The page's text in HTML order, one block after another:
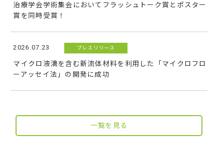
治療学会学術集会においてフラッシュトーク賞とポスター
賞を同時受賞！
2026.07.23 プレスリリース
マイクロ液滴を含む新流体材料を利用した「マイクロフロ
ーアッセイ法」の開発に成功
一覧を見る